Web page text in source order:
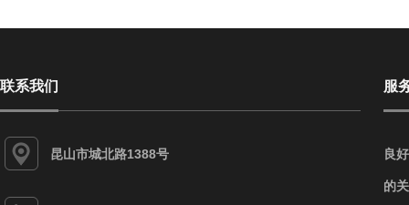
联系我们
昆山市城北路1388号
服
良
的